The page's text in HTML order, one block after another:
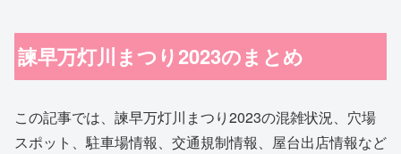
諫早万灯川まつり2023のまとめ
この記事では、諫早万灯川まつり2023の混雑状況、穴場
スポット、駐車場情報、交通規制情報、屋台出店情報など